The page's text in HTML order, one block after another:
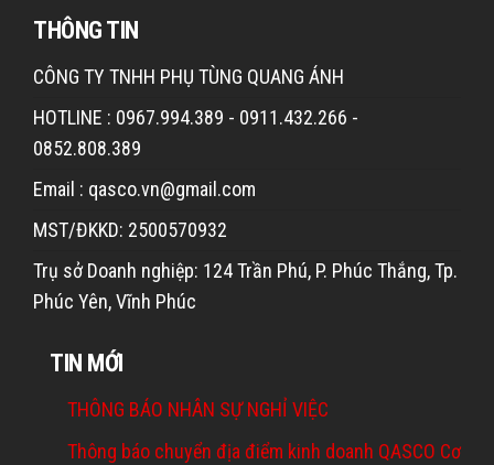
THÔNG TIN
CÔNG TY TNHH PHỤ TÙNG QUANG ÁNH
HOTLINE : 0967.994.389 - 0911.432.266 -
0852.808.389
Email : qasco.vn@gmail.com
MST/ĐKKD: 2500570932
Trụ sở Doanh nghiệp: 124 Trần Phú, P. Phúc Thắng, Tp.
Phúc Yên, Vĩnh Phúc
TIN MỚI
THÔNG BÁO NHÂN SỰ NGHỈ VIỆC
Thông báo chuyển địa điểm kinh doanh QASCO Cơ